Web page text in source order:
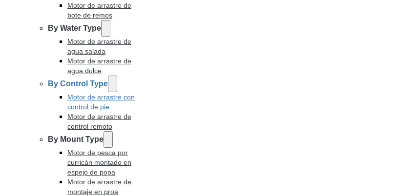
Motor de arrastre de
bote de remos
By Water Type
Motor de arrastre de
agua salada
Motor de arrastre de
agua dulce
By Control Type
Motor de arrastre con
control de pie
Motor de arrastre de
control remoto
By Mount Type
Motor de pesca por
curricán montado en
espejo de popa
Motor de arrastre de
montaje en proa